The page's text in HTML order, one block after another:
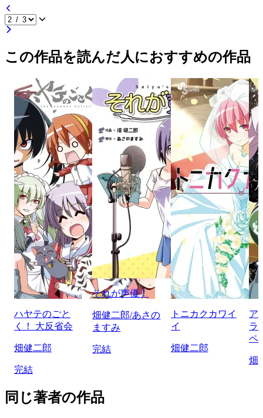
この作品を読んだ人におすすめの作品
ハヤテのごと
く！ 大反省会
畑健二郎
完結
それが声優！
畑健二郎/あさの
ますみ
完結
トニカクカワイ
イ
畑健二郎
ア
ラ
ペ
畑
同じ著者の作品